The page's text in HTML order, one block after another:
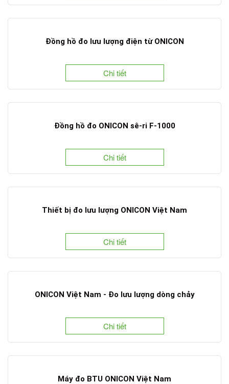
Đồng hồ đo lưu lượng điện từ ONICON
Chi tiết
Đồng hồ đo ONICON sê-ri F-1000
Chi tiết
Thiết bị đo lưu lượng ONICON Việt Nam
Chi tiết
ONICON Việt Nam - Đo lưu lượng dòng chảy
Chi tiết
Máy đo BTU ONICON Việt Nam